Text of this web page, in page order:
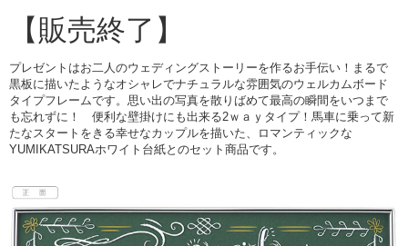
【販売終了】
プレゼントはお二人のウェディングストーリーを作るお手伝い！まるで
黒板に描いたようなオシャレでナチュラルな雰囲気のウェルカムボード
タイプフレームです。思い出の写真を散りばめて最高の瞬間をいつまで
も忘れずに！ 便利な壁掛けにも出来る2ｗａｙタイプ！馬車に乗って新
たなスタートをきる幸せなカップルを描いた、ロマンティックな
YUMIKATSURAホワイト台紙とのセット商品です。